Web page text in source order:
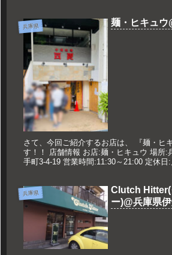
兵庫県 麺・ヒキュウ
さて、今回ご紹介するお店は、 『麺・ヒ
す！！ 店舗情報 お店:麺・ヒキュウ 場所:
手町3-4-19 営業時間:11:30～21:00 定休日:
兵庫県
Clutch Hitter(
ー)@兵庫県